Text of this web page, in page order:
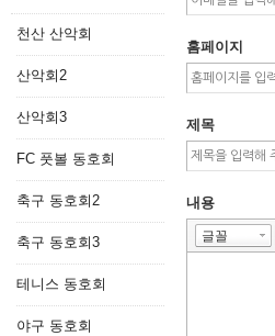
천산 산악회
산악회2
산악회3
FC 풋볼 동호회
축구 동호회2
축구 동호회3
테니스 동호회
야구 동호회
홈페이지
제목
내용